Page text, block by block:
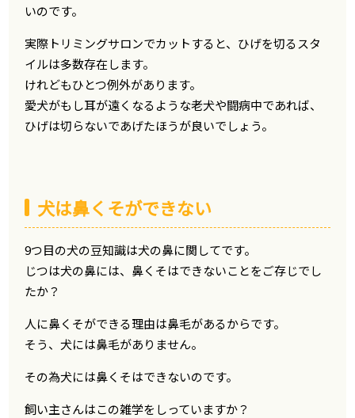
いのです。
実際トリミングサロンでカットすると、ひげを切るスタ
イルは多数存在します。
けれどもひとつ例外があります。
愛犬がもし耳が遠くなるような老犬や闘病中であれば、
ひげは切らないであげたほうが良いでしょう。
犬は鼻くそができない
9つ目の犬の豆知識は犬の鼻に関してです。
じつは犬の鼻には、鼻くそはできないことをご存じでし
たか？
人に鼻くそができる理由は鼻毛があるからです。
そう、犬には鼻毛がありません。
その為犬には鼻くそはできないのです。
飼い主さんはこの雑学をしっていますか？